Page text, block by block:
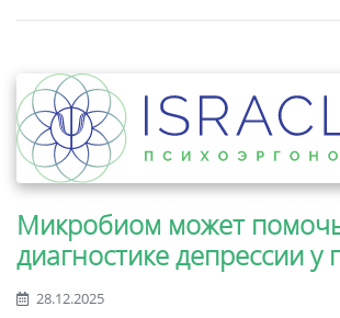
Микробиом может
диагностике депрессии у
28.12.2025